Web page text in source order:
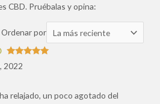
CBD. Pruébalas y opina:
Ordenar por Ordenar
las
Valorado
con
2022
relajado, un poco agotado del